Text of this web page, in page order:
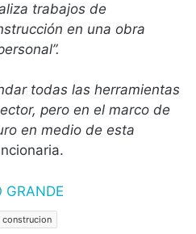
trabajos de
en una obra
todas las herramientas
pero en el marco de
en medio de esta
construcion